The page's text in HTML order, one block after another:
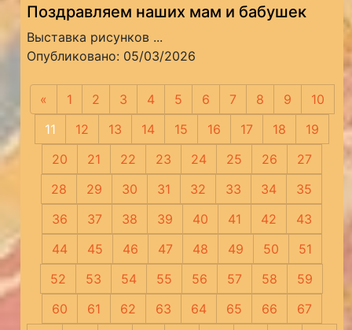
Поздравляем наших мам и бабушек
Выставка рисунков ...
Опубликовано: 05/03/2026
« Предыдущая
1 2 3 4 5 6 7 8 9
10
11
12 13 14 15 16 17 18
19
20
21 22 23 24 25 26
27
28
29 30 31 32 33 34
35
36
37 38 39 40 41 42
43
44
45 46 47 48 49 50
51
52
53 54 55 56 57 58
59
60
61 62 63 64 65 66
67